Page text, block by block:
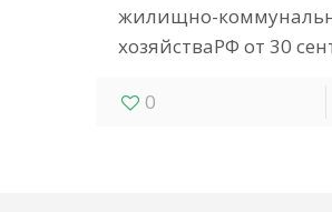
жилищно-
хозяйстваРФ от 30
0